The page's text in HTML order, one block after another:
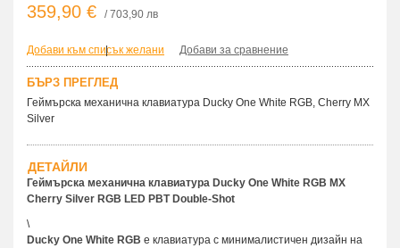
359,90 € / 703,90 лв
Добави към списък желани
| Добави за сравнение
БЪРЗ ПРЕГЛЕД
Геймърскa механична клавиатура Ducky One White RGB, Cherry MX
Silver
ДЕТАЙЛИ
Геймърска механична клавиатура Ducky One White RGB MX
Cherry Silver RGB LED PBT Double-Shot
\
Ducky One White RGB е клавиатура с минималистичен дизайн на